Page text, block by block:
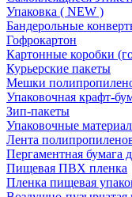
Упаковка ( NEW )
Бандерольные
Гофрокартон
Картонные коробки
Курьерские пакеты
Мешки
Упаковочная крафт-
Зип-пакеты
Упаковочные
Лента
Пергаментная бумага
Пищевая ПВХ пленка
Пленка пищевая